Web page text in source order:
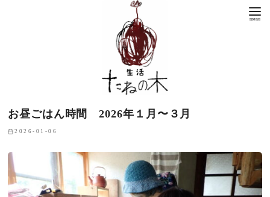
お昼ごはん時間 2026年１月〜３月
2026-01-06